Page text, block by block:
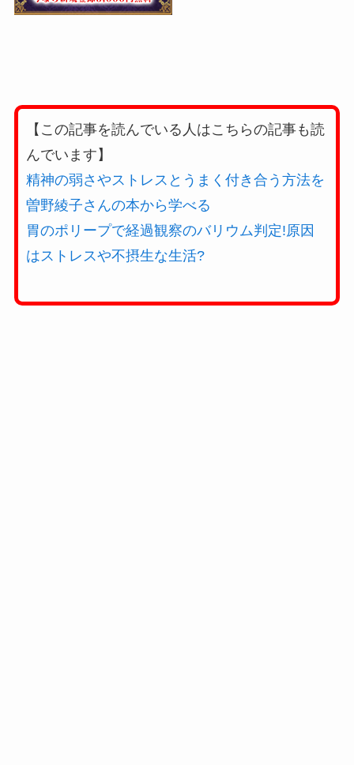
【この記事を読んでいる人はこちらの記事も読
んでいます】
精神の弱さやストレスとうまく付き合う方法を
曽野綾子さんの本から学べる
胃のポリープで経過観察のバリウム判定!原因
はストレスや不摂生な生活?